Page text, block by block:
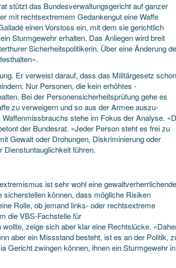
stützt das Bundesverwaltungsgericht auf ganzer
mit rechtsextremem Gedankengut eine Waffe
einen Vorstoss ein, mit dem sie gerichtlich
Sturmgewehr erhalten. Das Anliegen wird breit
Sicherheitspoli­tikerin. Über eine Änderung
Er verweist darauf, dass das Militärgesetz schon
Nur Personen, die kein erhöhtes
Bei der Personensicherheitsprüfung gehe es
zu verweigern und so aus der Armee auszu­
stehe im Fokus der Analyse.
der Bundesrat. «Jeder Person steht es frei zu
Gewalt oder Drohungen, Diskriminierung oder
führen.
ist sehr wohl eine gewaltverherr­lichende
können, dass mögliche Risiken
Rolle, ob jemand links- oder rechtsextreme
die VBS-Fachstelle für
zeige sich aber klar eine Rechtslücke.
aber ein Missstand besteht, ist es an der Politik,
Gericht zwingen können, ihnen ein Sturmgewehr in